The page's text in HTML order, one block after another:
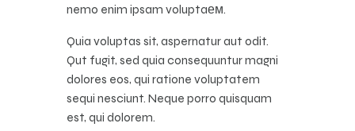
nemo enim ipsam voluptaем.
Quia voluptas sit, aspernatur aut odit.
Qut fugit, sed quia consequuntur magni
dolores eos, qui ratione voluptatem
sequi nesciunt. Neque porro quisquam
est, qui dolorem.